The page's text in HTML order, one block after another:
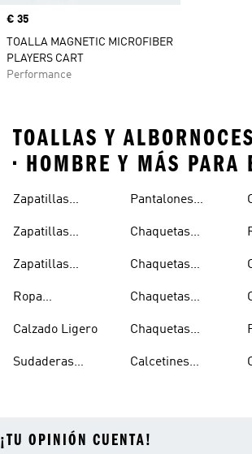
Precio
€ 35
TOALLA MAGNETIC MICROFIBER
PLAYERS CART
Performance
TOALLAS Y
• HOMBRE Y MÁS PARA
Zapatillas
Mujer
Zapatillas
Hombre
Zapatillas
Niños
Ropa
Calzado Ligero
Sudaderas
Capucha
Pantalones
Ligeros
Chaquetas
Chaquetas
Chaquetas
Hombre
Chaquetas
Mujer
Calcetines
¡TU OPINIÓN CUENTA!